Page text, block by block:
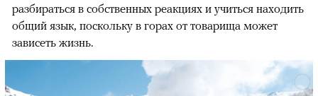
разбираться в собственных реакциях и учиться находить
общий язык, поскольку в горах от товарища может
зависеть жизнь.